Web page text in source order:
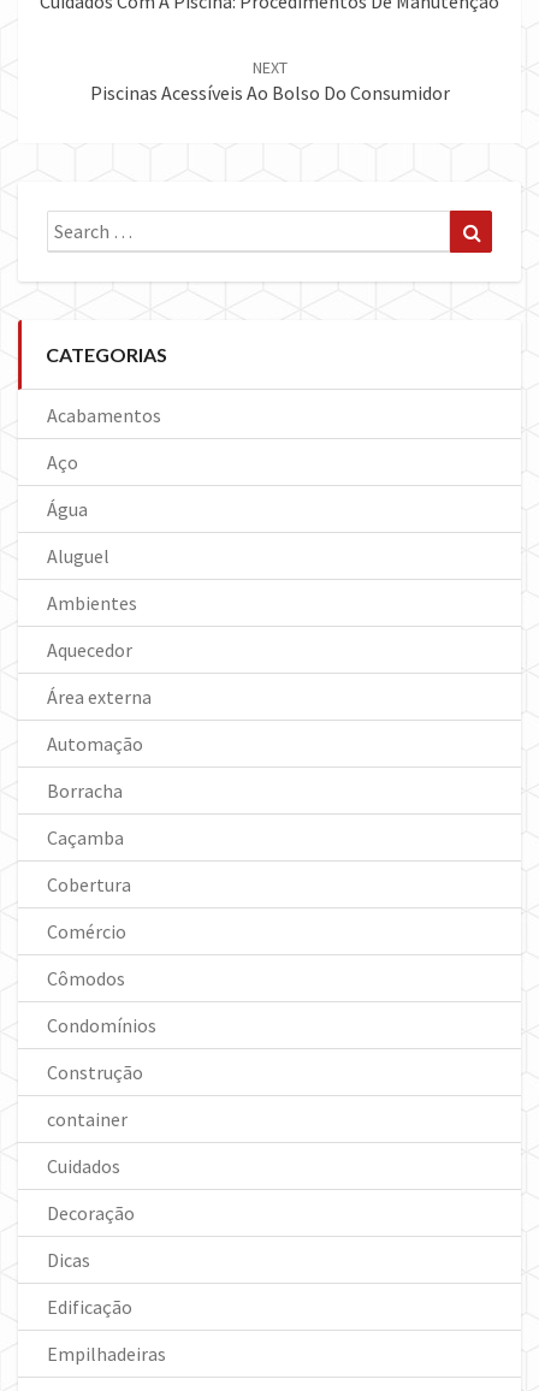
NEXT
Piscinas Acessíveis Ao Bolso Do Consumidor
Search
for:
CATEGORIAS
Acabamentos
Aço
Água
Aluguel
Ambientes
Aquecedor
Área externa
Automação
Borracha
Caçamba
Cobertura
Comércio
Cômodos
Condomínios
Construção
container
Cuidados
Decoração
Dicas
Edificação
Empilhadeiras